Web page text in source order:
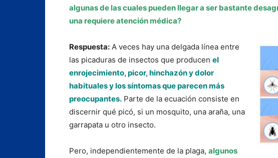
algunas de las cuales pueden llegar a ser bastante
una requiere atención médica?
Respuesta: A veces hay una delgada línea entre
las picaduras de insectos que producen el
enrojecimiento, picor, hinchazón y dolor
habituales y los síntomas que parecen más
preocupantes. Parte de la ecuación consiste en
discernir qué picó, si un mosquito, una araña, una
garrapata u otro insecto.
Pero, independientemente de la plaga, algunos